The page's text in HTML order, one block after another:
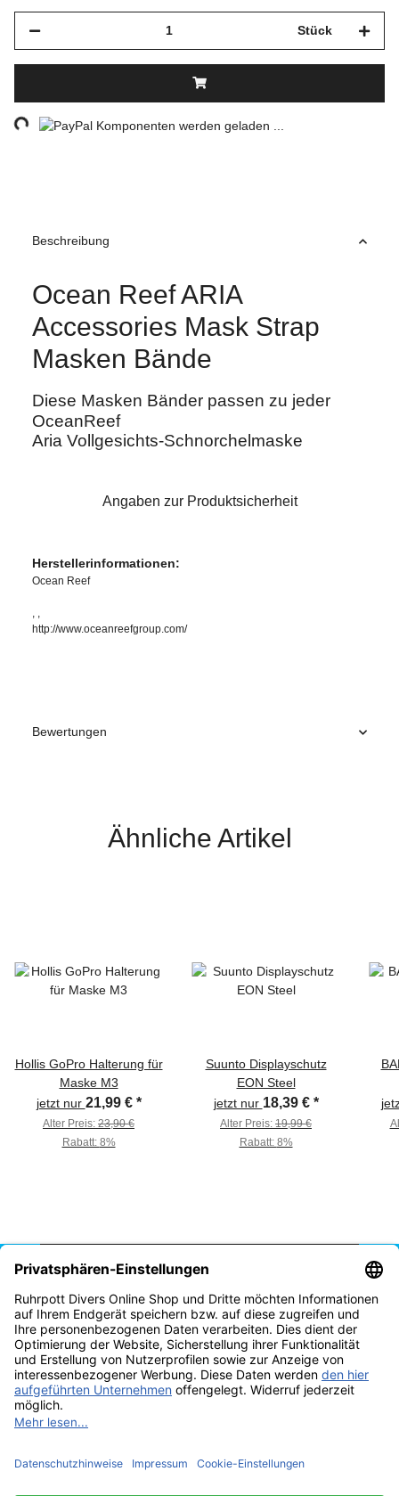
Stück
Komponenten werden geladen ...
Beschreibung
Ocean Reef ARIA
Accessories Mask Strap
Masken Bände
Diese Masken Bänder passen zu jeder
OceanReef
Aria Vollgesichts-Schnorchelmaske
Angaben zur Produktsicherheit
Herstellerinformationen:
Ocean Reef
, ,
http://www.oceanreefgroup.com/
Bewertungen
Ähnliche Artikel
Hollis GoPro Halterung für
Maske M3
jetzt nur 21,99 € *
Alter Preis: 23,90 €
Rabatt: 8%
Suunto Displayschutz
EON Steel
jetzt nur 18,39 € *
Alter Preis: 19,99 €
Rabatt: 8%
Vertrag widerrufen